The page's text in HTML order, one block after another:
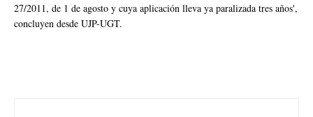
27/2011, de 1 de agosto y cuya aplicación lleva ya paralizada tres años',
concluyen desde UJP-UGT.